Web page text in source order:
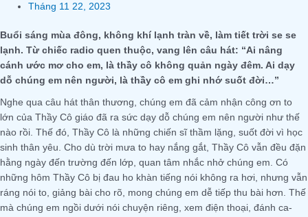
Tháng 11 22, 2023
Buổi sáng mùa đông, không khí lạnh tràn về, làm tiết trời se se
lạnh. Từ chiếc radio quen thuộc, vang lên câu hát: “Ai nâng
cánh ước mơ cho em, là thầy cô không quản ngày đêm. Ai dạy
dỗ chúng em nên người, là thầy cô em ghi nhớ suốt đời…”
Nghe qua câu hát thân thương, chúng em đã cảm nhận công ơn to
lớn của Thầy Cô giáo đã ra sức dạy dỗ chúng em nên người như thế
nào rồi. Thế đó, Thầy Cô là những chiến sĩ thầm lặng, suốt đời vì học
sinh thân yêu. Cho dù trời mưa to hay nắng gắt, Thầy Cô vẫn đều đặn
hằng ngày đến trường đến lớp, quan tâm nhắc nhở chúng em. Có
những hôm Thầy Cô bị đau ho khàn tiếng nói không ra hơi, nhưng vẫn
ráng nói to, giảng bài cho rõ, mong chúng em dễ tiếp thu bài hơn. Thế
mà chúng em ngồi dưới nói chuyện riêng, xem điện thoại, đánh ca-